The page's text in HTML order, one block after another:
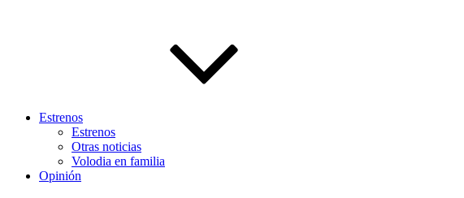
Estrenos
Estrenos
Otras noticias
Volodia en familia
Opinión